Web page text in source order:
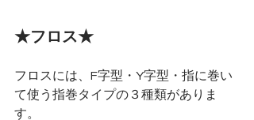
★フロス★
フロスには、F字型・Y字型・指に巻い
て使う指巻タイプの３種類がありま
す。